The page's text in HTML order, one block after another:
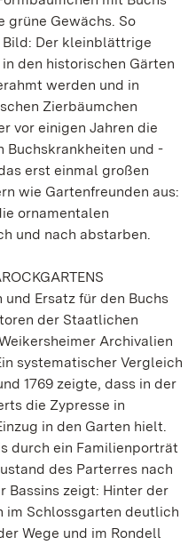
grüne Gewächs. So
Der kleinblättrige
den historischen Gärten
werden und in
Zierbäumchen
vor einigen Jahren die
Buchskrankheiten und -
erst einmal großen
wie Gartenfreunden aus:
ornamentalen
und nach abstarben.
und Ersatz für den Buchs
der Staatlichen
Archivalien
systematischer Vergleich
1769 zeigte, dass in der
die Zypresse in
in den Garten hielt.
durch ein Familienporträt
des Parterres nach
Bassins zeigt: Hinter der
im Schlossgarten deutlich
Wege und im Rondell